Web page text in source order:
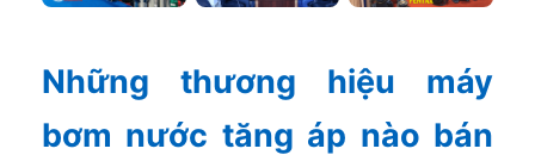
Những thương hiệu máy
bơm nước tăng áp nào bán